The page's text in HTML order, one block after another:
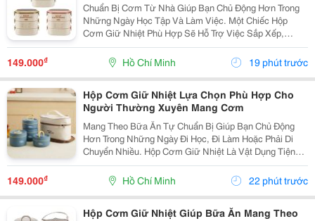
Chuẩn Bị Cơm Từ Nhà Giúp Bạn Chủ Động Hơn Trong
Những Ngày Học Tập Và Làm Việc. Một Chiếc Hộp
Cơm Giữ Nhiệt Phù Hợp Sẽ Hỗ Trợ Việc Sắp Xếp,
Mang Theo Và Sử Dụng Bữa Ăn Thuận Tiện Hơn, Đặc
Biệt Với Những Người Thường Xuyên Ăn Trưa Bên
Ngoài. Chọn...
149.000₫ Hồ Chí Minh 19 phút trước
Hộp Cơm Giữ Nhiệt Lựa Chọn Phù Hợp Cho
Người Thường Xuyên Mang Cơm
Mang Theo Bữa Ăn Tự Chuẩn Bị Giúp Bạn Chủ Động
Hơn Trong Những Ngày Đi Học, Đi Làm Hoặc Phải Di
Chuyển Nhiều. Hộp Cơm Giữ Nhiệt Là Vật Dụng Tiện
Lợi, Giúp Sắp Xếp Các Món Ăn Gọn Gàng Và Phù Hợp
Với Nhiều Lịch Trình Trong Ngày. Lựa Chọn Số Ngăn
149.000₫ Hồ Chí Minh 22 phút trước
Hộp Cơm Giữ Nhiệt Giúp Bữa Ăn Mang Theo